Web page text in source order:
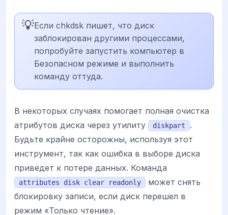
💡Если chkdsk пишет, что диск
заблокирован другими процессами,
попробуйте запустить компьютер в
Безопасном режиме и выполнить
команду оттуда.
В некоторых случаях помогает полная очистка
атрибутов диска через утилиту
diskpart
.
Будьте крайне осторожны, используя этот
инструмент, так как ошибка в выборе диска
приведет к потере данных. Команда
attributes disk clear readonly
может снять
блокировку записи, если диск перешел в
режим «Только чтение».